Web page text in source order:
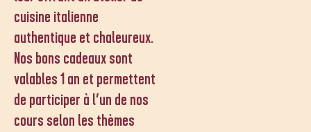
cuisine italienne
authentique et chaleureux.
Nos bons cadeaux sont
valables 1 an et permettent
de participer à l’un de nos
cours selon les thèmes